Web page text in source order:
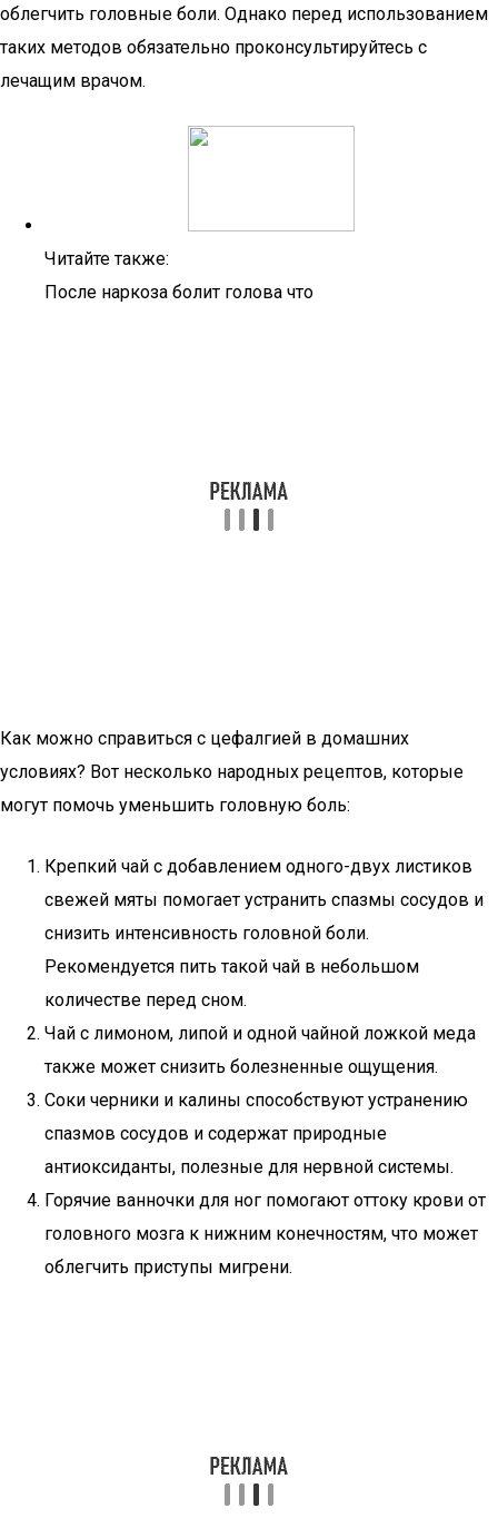
облегчить головные боли. Однако перед использованием
таких методов обязательно проконсультируйтесь с
лечащим врачом.
Читайте также:
После наркоза болит голова что
Как можно справиться с цефалгией в домашних
условиях? Вот несколько народных рецептов, которые
могут помочь уменьшить головную боль:
Крепкий чай с добавлением одного-двух листиков
свежей мяты помогает устранить спазмы сосудов и
снизить интенсивность головной боли.
Рекомендуется пить такой чай в небольшом
количестве перед сном.
Чай с лимоном, липой и одной чайной ложкой меда
также может снизить болезненные ощущения.
Соки черники и калины способствуют устранению
спазмов сосудов и содержат природные
антиоксиданты, полезные для нервной системы.
Горячие ванночки для ног помогают оттоку крови от
головного мозга к нижним конечностям, что может
облегчить приступы мигрени.